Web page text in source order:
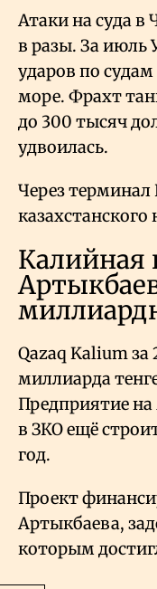
Атаки на суда в
в разы. За июль
ударов по
море. Фрахт
до 300 тысяч
удвоилась.
Через
Калийная
Qazaq Kalium за
миллиарда
Предприятие
в ЗКО ещё
год.
Проект
Артыкбаева,
которым